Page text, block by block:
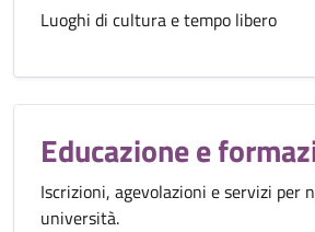
Luoghi di cultura e tempo libero
Educazione e
Iscrizioni, agevolazioni e servizi per
università.